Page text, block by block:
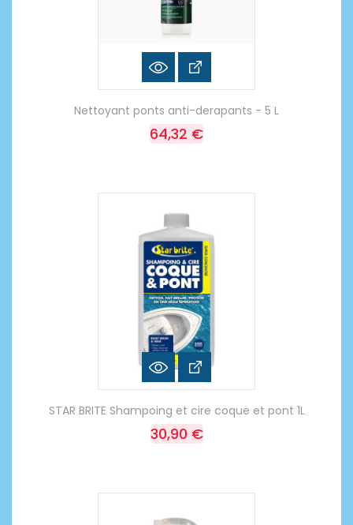
Nettoyant ponts anti-derapants - 5 L
64,32 €
STAR BRITE Shampoing et cire coque et pont 1L
30,90 €